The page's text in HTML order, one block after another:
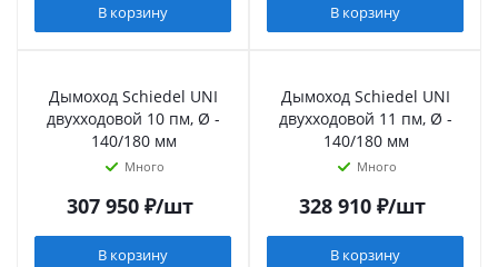
В корзину В корзину
Дымоход Schiedel UNI
двухходовой 10 пм, Ø -
140/180 мм
Много
307 950₽/шт
В корзину
Дымоход Schiedel UNI
двухходовой 11 пм, Ø -
140/180 мм
Много
328 910₽/шт
В корзину